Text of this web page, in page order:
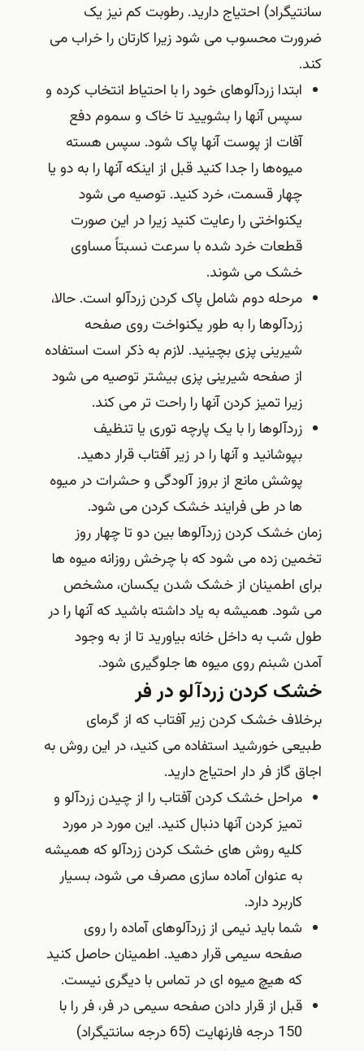
سانتیگراد) احتیاج دارید. رطوبت کم نیز یک
ضرورت محسوب می شود زیرا کارتان را خراب می
کند.
ابتدا زردآلوهای خود را با احتیاط انتخاب کرده و
سپس آنها را بشویید تا خاک و سموم دفع
آفات از پوست آنها پاک شود. سپس هسته
میوه‌ها را جدا کنید قبل از اینکه آنها را به دو یا
چهار قسمت، خرد کنید. توصیه می شود
یکنواختی را رعایت کنید زیرا در این صورت
قطعات خرد شده با سرعت نسبتاً مساوی
خشک می شوند.
مرحله دوم شامل پاک کردن زردآلو است. حالا،
زردآلوها را به طور یکنواخت روی صفحه
شیرینی پزی بچینید. لازم به ذکر است استفاده
از صفحه شیرینی پزی بیشتر توصیه می شود
زیرا تمیز کردن آنها را راحت تر می کند.
زردآلوها را با یک پارچه توری یا تنظیف
بپوشانید و آنها را در زیر آفتاب قرار دهید.
پوشش مانع از بروز آلودگی و حشرات در میوه
ها در طی فرایند خشک کردن می شود.
زمان خشک کردن زردآلوها بین دو تا چهار روز
تخمین زده می شود که با چرخش روزانه میوه ها
برای اطمینان از خشک شدن یکسان، مشخص
می شود. همیشه به یاد داشته باشید که آنها را در
طول شب به داخل خانه بیاورید تا از به وجود
آمدن شبنم روی میوه ها جلوگیری شود.
خشک کردن زردآلو در فر
برخلاف خشک کردن زیر آفتاب که از گرمای
طبیعی خورشید استفاده می کنید، در این روش به
اجاق گاز فر دار احتیاج دارید.
مراحل خشک کردن آفتاب را از چیدن زردآلو و
تمیز کردن آنها دنبال کنید. این مورد در مورد
کلیه روش های خشک کردن زردآلو که همیشه
به عنوان آماده سازی مصرف می شود، بسیار
کاربرد دارد.
شما باید نیمی از زردآلوهای آماده را روی
صفحه سیمی قرار دهید. اطمینان حاصل کنید
که هیچ میوه ای در تماس با دیگری نیست.
قبل از قرار دادن صفحه سیمی در فر، فر را با
150 درجه فارنهایت (65 درجه سانتیگراد)